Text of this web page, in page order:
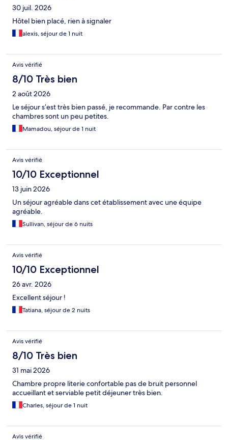
30 juil. 2026
Hôtel bien placé, rien à signaler
alexis, séjour de 1 nuit
Avis vérifié
8/10 Très bien
2 août 2026
Le séjour s’est très bien passé, je recommande. Par contre les
chambres sont un peu petites.
Mamadou, séjour de 1 nuit
Avis vérifié
10/10 Exceptionnel
13 juin 2026
Un séjour agréable dans cet établissement avec une équipe
agréable.
Sullivan, séjour de 6 nuits
Avis vérifié
10/10 Exceptionnel
26 avr. 2026
Excellent séjour !
Tatiana, séjour de 2 nuits
Avis vérifié
8/10 Très bien
31 mai 2026
Chambre propre literie confortable pas de bruit personnel
accueillant et serviable petit déjeuner très bien.
Charles, séjour de 1 nuit
Avis vérifié